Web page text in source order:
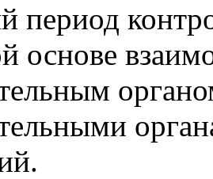
период
основе